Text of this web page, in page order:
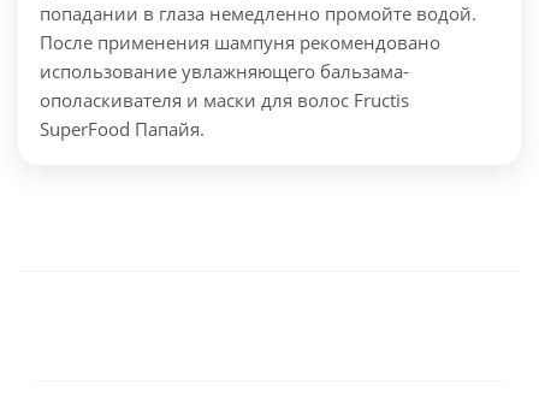
попадании в глаза немедленно промойте водой.
После применения шампуня рекомендовано
использование увлажняющего бальзама-
ополаскивателя и маски для волос Fructis
SuperFood Папайя.